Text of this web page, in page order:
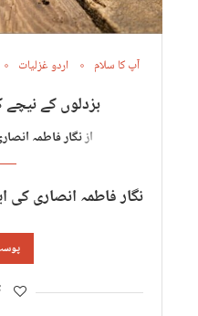
آپ کا سلام اردو غزلیات
بزدلوں کے نیچے
ازنگار فاطمہ
نگار فاطمہ انصاری کی